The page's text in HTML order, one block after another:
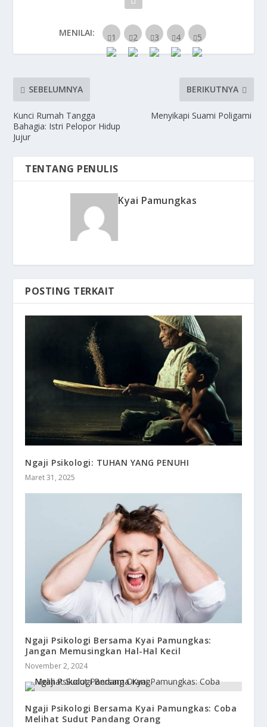
MENILAI:
SEBELUMNYA
Kunci Rumah Tangga
Bahagia: Istri Pelopor Hidup
Jujur
BERIKUTNYA
Menyikapi Suami Poligami
TENTANG PENULIS
Kyai Pamungkas
POSTING TERKAIT
Ngaji Psikologi: TUHAN YANG PENUHI
Maret 31, 2025
Ngaji Psikologi Bersama Kyai Pamungkas:
Jangan Memusingkan Hal-Hal Kecil
November 2, 2024
Ngaji Psikologi Bersama Kyai Pamungkas: Coba
Melihat Sudut Pandang Orang